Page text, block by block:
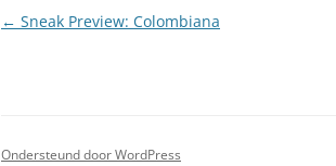
Berichtnavigatie
← Sneak Preview: Colombiana
Ondersteund door WordPress